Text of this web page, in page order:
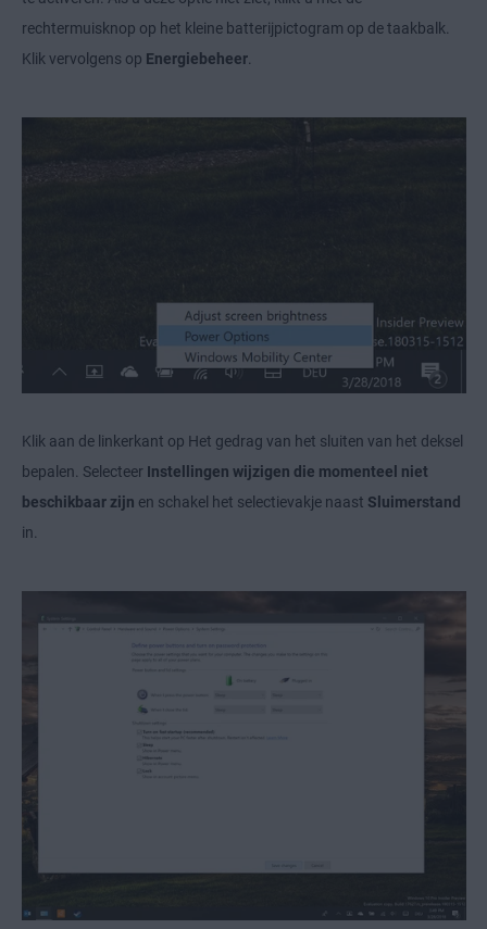
rechtermuisknop op het kleine batterijpictogram op de taakbalk.
Klik vervolgens op Energiebeheer
Klik aan de linkerkant op Het gedrag van het sluiten van het deksel
bepalen. Selecteer Instellingen wijzigen die momenteel niet
beschikbaar zijn en schakel het selectievakje naast Sluimerstand
in.